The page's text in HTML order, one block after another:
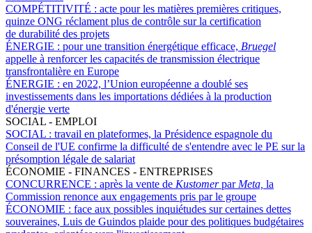
COMPÉTITIVITÉ : acte pour les matières premières critiques,
quinze ONG réclament plus de contrôle sur la certification
de durabilité des projets
ÉNERGIE : pour une transition énergétique efficace, Bruegel
appelle à renforcer les capacités de transmission électrique
transfrontalière en Europe
ÉNERGIE : en 2022, l’Union européenne a doublé ses
investissements dans les importations dédiées à la production
d'énergie verte
SOCIAL - EMPLOI
SOCIAL : travail en plateformes, la Présidence espagnole du
Conseil de l'UE confirme la difficulté de s'entendre avec le PE sur la
présomption légale de salariat
ÉCONOMIE - FINANCES - ENTREPRISES
CONCURRENCE : après la vente de KustomerparMeta, la
Commission renonce aux engagements pris par le groupe
ÉCONOMIE : face aux possibles inquiétudes sur certaines dettes
souveraines, Luis de Guindos plaide pour des politiques budgétaires